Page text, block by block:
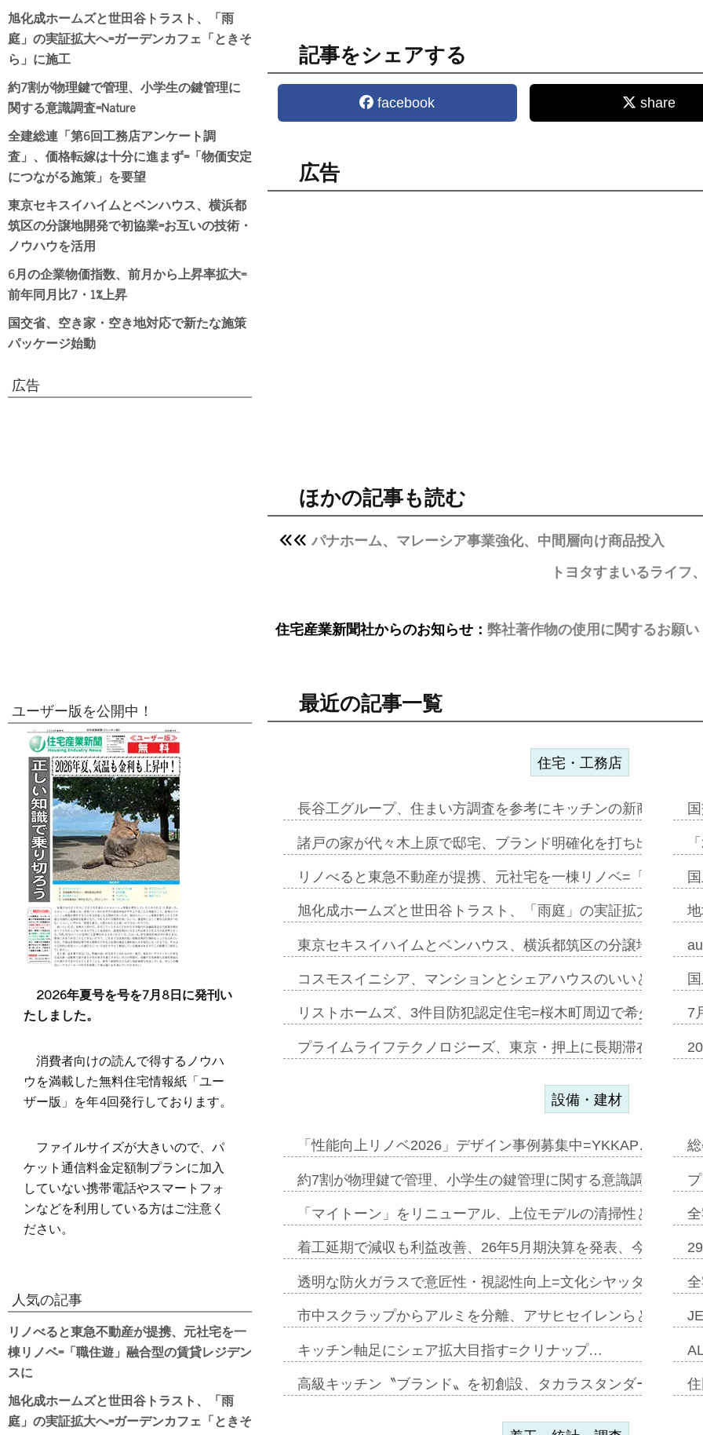
記事をシェアする
facebook share
広告
ほかの記事も読む
パナホーム、マレーシア事業強化、中間層向け商品投入
トヨタすまいるライフ
住宅産業新聞社からのお知らせ： 弊社著作物の使用に関するお願い
最近の記事一覧
住宅・工務店
長谷工グループ、住まい方調査を参考にキッチンの新商品=「
諸戸の家が代々木上原で邸宅、ブランド明確化を打ち出す=年
リノべると東急不動産が提携、元社宅を一棟リノベ=「職住遊
旭化成ホームズと世田谷トラスト、「雨庭」の実証拡大へ=ガ
東京セキスイハイムとベンハウス、横浜都筑区の分譲地開発で
コスモスイニシア、マンションとシェアハウスのいいとこどり
リストホームズ、3件目防犯認定住宅=桜木町周辺で希少価値
プライムライフテクノロジーズ、東京・押上に長期滞在型ホテ
7
設備・建材
「性能向上リノベ2026」デザイン事例募集中=YKKAP…
約7割が物理鍵で管理、小学生の鍵管理に関する意識調査
「マイトーン」をリニューアル、上位モデルの清掃性と安全
着工延期で減収も利益改善、26年5月期決算を発表、今期は増
透明な防火ガラスで意匠性・視認性向上=文化シヤッター…
市中スクラップからアルミを分離、アサヒセイレンらと協働開
キッチン軸足にシェア拡大目指す=クリナップ…
高級キッチン〝ブランド〟を初創設、タカラスタンダードが新
旭化成ホームズと世田谷トラスト、「雨
庭」の実証拡大へ=ガーデンカフェ「ときそ
ら」に施工
約7割が物理鍵で管理、小学生の鍵管理に
関する意識調査=Nature
全建総連「第6回工務店アンケート調
査」、価格転嫁は十分に進まず=「物価安定
につながる施策」を要望
東京セキスイハイムとベンハウス、横浜都
筑区の分譲地開発で初協業=お互いの技術・
ノウハウを活用
6月の企業物価指数、前月から上昇率拡大=
前年同月比7・1%上昇
国交省、空き家・空き地対応で新たな施策
パッケージ始動
広告
ユーザー版を公開中！
2026年夏号を号を7月8日に発刊い
たしました。
消費者向けの読んで得するノウハ
ウを満載した無料住宅情報紙「ユー
ザー版」を年4回発行しております。
ファイルサイズが大きいので、パ
ケット通信料金定額制プランに加入
していない携帯電話やスマートフォ
ンなどを利用している方はご注意く
ださい。
人気の記事
リノべると東急不動産が提携、元社宅を一
棟リノベ=「職住遊」融合型の賃貸レジデン
スに
旭化成ホームズと世田谷トラスト、「雨
庭」の実証拡大へ=ガーデンカフェ「ときそ